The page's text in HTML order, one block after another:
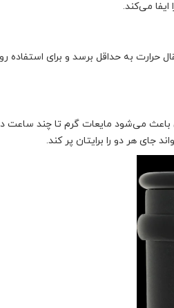
ایفا می‌کند.
به حداقل برسد و برای استفاده
باعث می‌شود مایعات گرم تا چند ساعت
جای هر دو را برایتان پر کند.